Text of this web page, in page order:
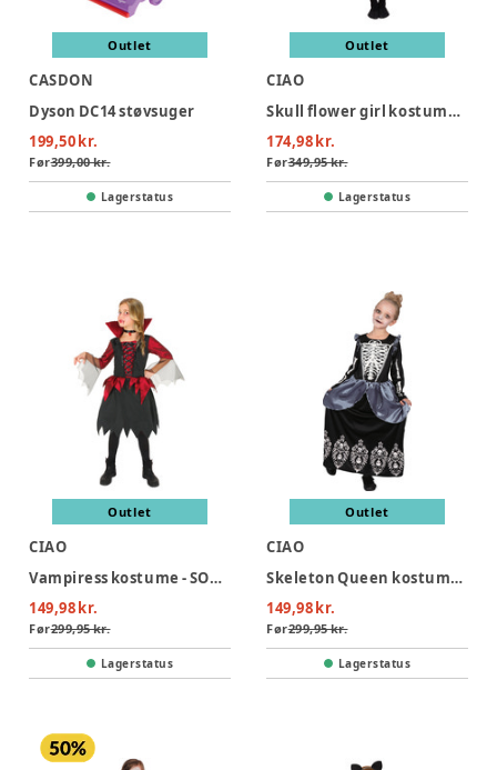
Outlet
CASDON
Dyson DC14 støvsuger
199,50 kr.
Før399,00 kr.
Lagerstatus
Outlet
CIAO
Skull flower girl kostume - MULTI
174,98 kr.
Før349,95 kr.
Lagerstatus
Outlet
CIAO
Vampiress kostume - SORT/RØD
149,98 kr.
Før299,95 kr.
Lagerstatus
Outlet
CIAO
Skeleton Queen kostume - SORT
149,98 kr.
Før299,95 kr.
Lagerstatus